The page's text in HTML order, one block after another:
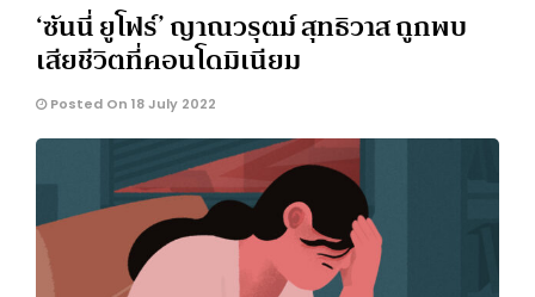
‘ซันนี่ ยูโฟร์’ ญาณวรุตม์ สุทธิวาส ถูกพบ
เสียชีวิตที่คอนโดมิเนียม
Posted On 18 July 2022